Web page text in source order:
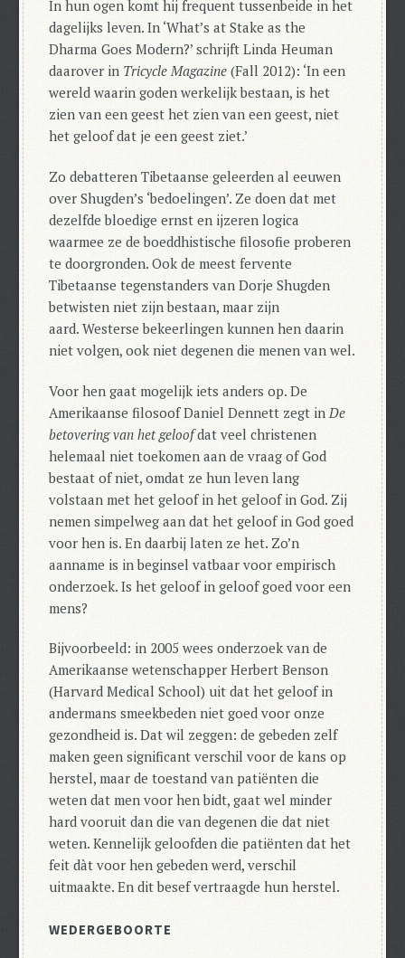
In hun ogen komt hij frequent tussenbeide in het
dagelijks leven.In ‘What’s at Stake as the
Dharma Goes Modern?’ schrijft Linda Heuman
daarover in Tricycle Magazine (Fall 2012): ‘In een
wereld waarin goden werkelijk bestaan, is het
zien van een geest het zien van een geest, niet
het geloof dat je een geest ziet.’
Zo debatteren Tibetaanse geleerden al eeuwen
over Shugden’s ‘bedoelingen’. Ze doen dat met
dezelfde bloedige ernst en ijzeren logica
waarmee ze de boeddhistische filosofie proberen
te doorgronden. Ook de meest fervente
Tibetaanse tegenstanders van Dorje Shugden
betwisten niet zijn bestaan, maar zijn
aard. Westerse bekeerlingen kunnen hen daarin
niet volgen, ook niet degenen die menen van wel.
Voor hen gaat mogelijk iets anders op.De
Amerikaanse filosoof Daniel Dennett zegt in De
betovering van het geloofdat veel christenen
helemaal niet toekomen aan de vraag of God
bestaat of niet, omdat ze hun leven lang
volstaan met het geloof in het geloof in God. Zij
nemen simpelweg aan dat het geloof in God goed
voor hen is. En daarbij laten ze het. Zo’n
aanname is in beginsel vatbaar voor empirisch
onderzoek. Is het geloof in geloof goed voor een
mens?
Bijvoorbeeld: in 2005 wees onderzoek van de
Amerikaanse wetenschapper Herbert Benson
(Harvard Medical School) uit dat het geloof in
andermans smeekbeden niet goed voor onze
gezondheid is.Dat wil zeggen: de gebeden zelf
maken geen significant verschil voor de kans op
herstel, maar de toestand van patiënten die
weten dat men voor hen bidt, gaat wel minder
hard vooruit dan die van degenen die dat niet
weten.Kennelijk geloofden die patiënten dat het
feit dàt voor hen gebeden werd, verschil
uitmaakte. En dit besef vertraagde hun herstel.
WEDERGEBOORTE